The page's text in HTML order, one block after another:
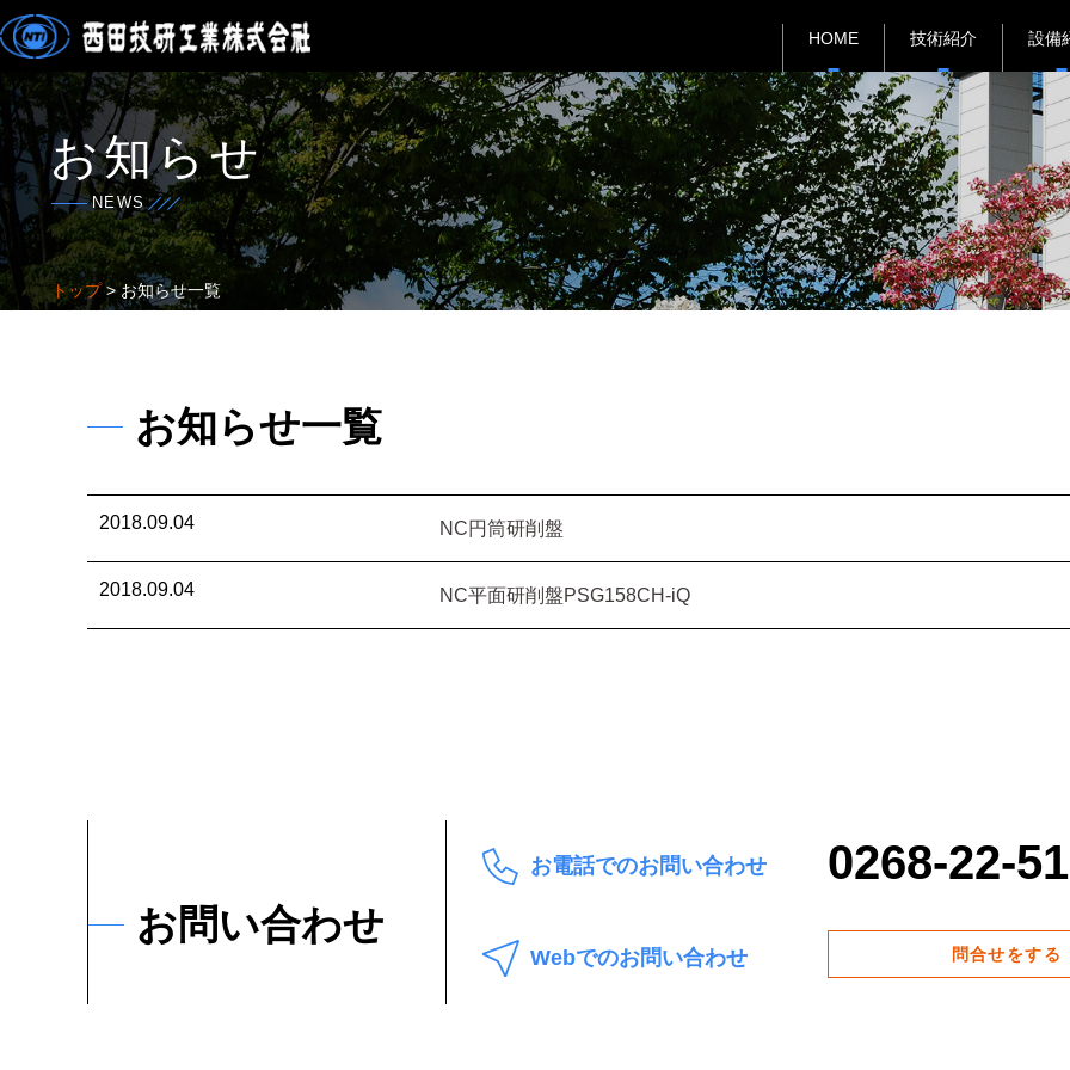
HOME 技術紹介 設備
お知らせ
NEWS
トップ> お知らせ一覧
お知らせ一覧
2018.09.04 NC円筒研削盤
2018.09.04 NC平面研削盤PSG158CH-iQ
お問い合わせ
お電話でのお問い合わせ 0268-22-
Webでのお問い合わせ 問合せをする